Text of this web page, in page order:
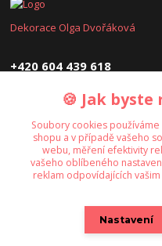
Dekorace Olga Dvořáková
+420 604 439 618
🍪 Jak byste
Soubory cookies
shopu a v případě vašeho
webu, měření efektivity
vašeho oblíbeného
reklam odpovídajících
Nastavení